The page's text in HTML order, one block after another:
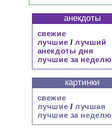
анекдоты
свежие
лучшие / лучший
анекдоты дня
лучшие за неделю
картинки
свежие
лучшие / лучшая
лучшие за неделю